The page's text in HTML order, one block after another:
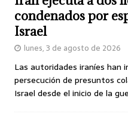
condenados por
Israel
lunes, 3 de agosto de 2026
Las autoridades iraníes han
persecución de presuntos
Israel desde el inicio de la